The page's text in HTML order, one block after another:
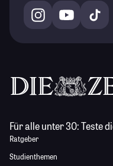
Für alle unter 30:Teste
Ratgeber
Studienthemen